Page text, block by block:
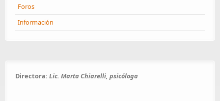
Foros
Información
Directora: Lic. Marta Chiarelli, psicóloga